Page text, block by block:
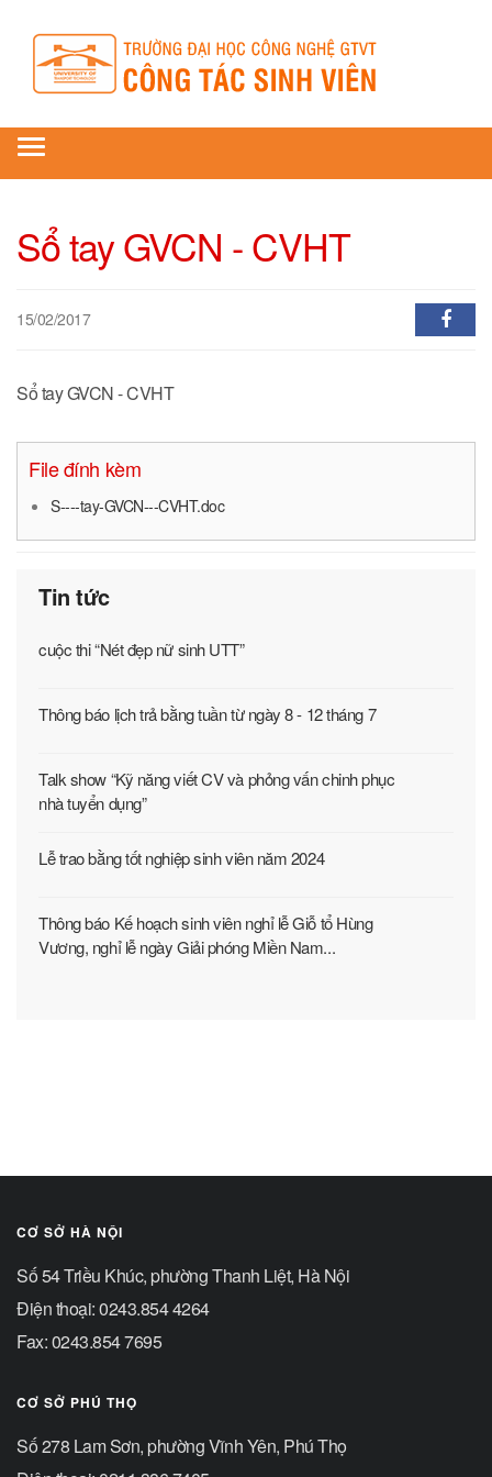
Toggle
Sổ tay GVCN - CVHT
15/02/2017
Sổ tay GVCN - CVHT
File đính kèm
S----tay-GVCN---CVHT.doc
Tin tức
cuộc thi “Nét đẹp nữ sinh UTT”
Thông báo lịch trả bằng tuần từ ngày 8 - 12 tháng 7
Talk show “Kỹ năng viết CV và phỏng vấn chinh phục
nhà tuyển dụng”
Lễ trao bằng tốt nghiệp sinh viên năm 2024
Thông báo Kế hoạch sinh viên nghỉ lễ Giỗ tổ Hùng
Vương, nghỉ lễ ngày Giải phóng Miền Nam...
CƠ SỞ HÀ NỘI
Số 54 Triều Khúc, phường Thanh Liệt, Hà Nội
Điện thoại: 0243.854 4264
Fax: 0243.854 7695
CƠ SỞ PHÚ THỌ
Số 278 Lam Sơn, phường Vĩnh Yên, Phú Thọ